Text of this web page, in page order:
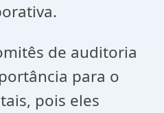
de auditoria
para o
pois eles